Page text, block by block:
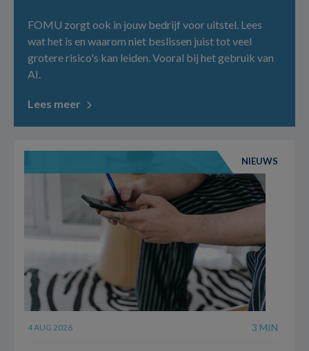
FOMU zorgt ook in jouw bedrijf voor uitstel. Lees
wat het is en waarom niet beslissen juist tot veel
grotere risico's kan leiden. Vooral bij het gebruik van
AI.
Lees meer
NIEUWS
4 AUG 2026 3 MIN